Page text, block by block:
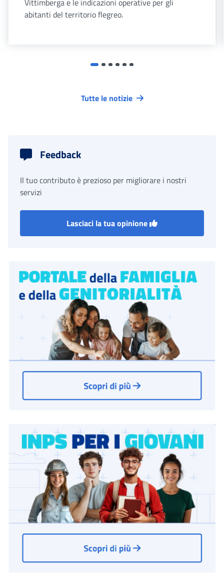
Vittimberga e le indicazioni operative per gli
abitanti del territorio flegreo.
Tutte le notizie
Feedback
Il tuo contributo è prezioso per migliorare i nostri
servizi
Lasciaci la tua opinione